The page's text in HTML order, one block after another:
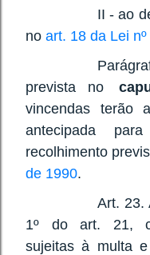
II - ao
no art. 18 da Lei
prevista no
vincendas terão
antecipada
recolhimento
de 1990.
Art. 23.
1º do art. 21,
sujeitas à multa